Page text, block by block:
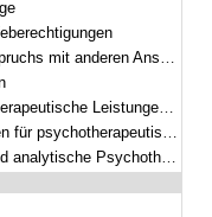
mit anderen Ansprüchen
und Heilpraktikerleistungen
Leistungen
Psychotherapie